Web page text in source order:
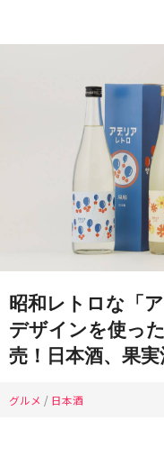
昭和レトロな「
デザインを使っ
売！日本酒、果
グルメ / 日本酒